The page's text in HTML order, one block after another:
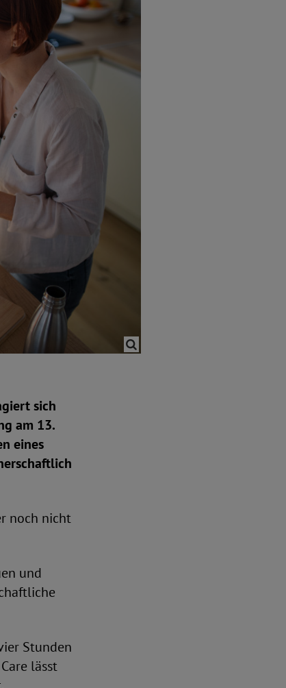
sich
am 13.
eines
noch nicht
und
Stunden
lässt